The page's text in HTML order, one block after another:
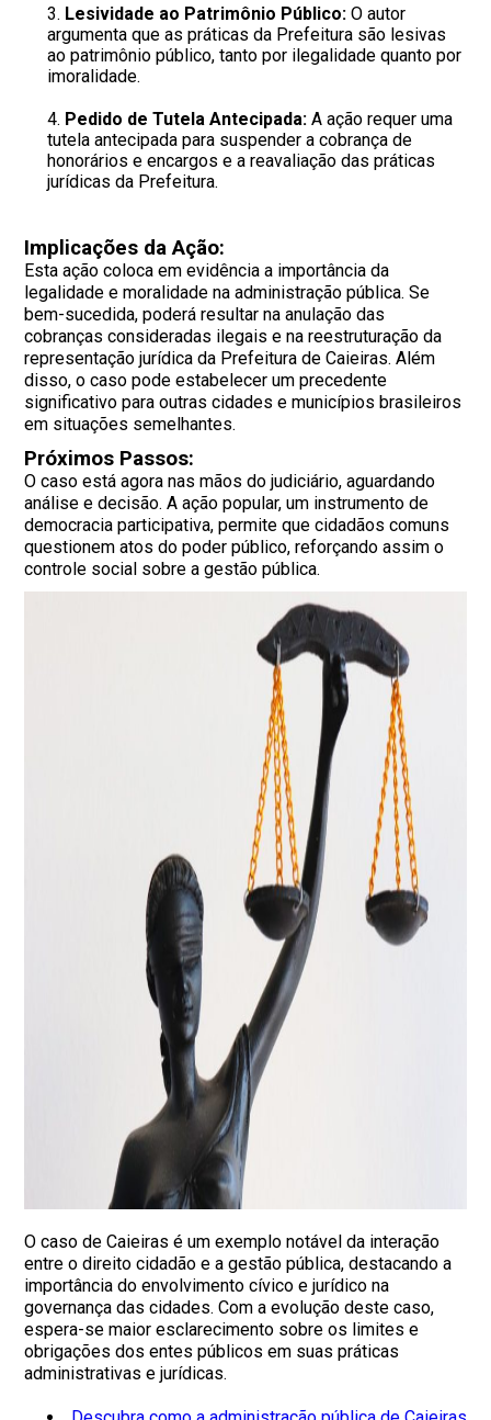
Lesividade ao Patrimônio Público:O autor
argumenta que as práticas da Prefeitura são lesivas
ao patrimônio público, tanto por ilegalidade quanto por
imoralidade.
Pedido de Tutela Antecipada:A ação requer uma
tutela antecipada para suspender a cobrança de
honorários e encargos e a reavaliação das práticas
jurídicas da Prefeitura.
Implicações da Ação:
Esta ação coloca em evidência a importância da
legalidade e moralidade na administração pública. Se
bem-sucedida, poderá resultar na anulação das
cobranças consideradas ilegais e na reestruturação da
representação jurídica da Prefeitura de Caieiras. Além
disso, o caso pode estabelecer um precedente
significativo para outras cidades e municípios brasileiros
em situações semelhantes.
Próximos Passos:
O caso está agora nas mãos do judiciário, aguardando
análise e decisão. A ação popular, um instrumento de
democracia participativa, permite que cidadãos comuns
questionem atos do poder público, reforçando assim o
controle social sobre a gestão pública.
O caso de Caieiras é um exemplo notável da interação
entre o direito cidadão e a gestão pública, destacando a
importância do envolvimento cívico e jurídico na
governança das cidades. Com a evolução deste caso,
espera-se maior esclarecimento sobre os limites e
obrigações dos entes públicos em suas práticas
administrativas e jurídicas.